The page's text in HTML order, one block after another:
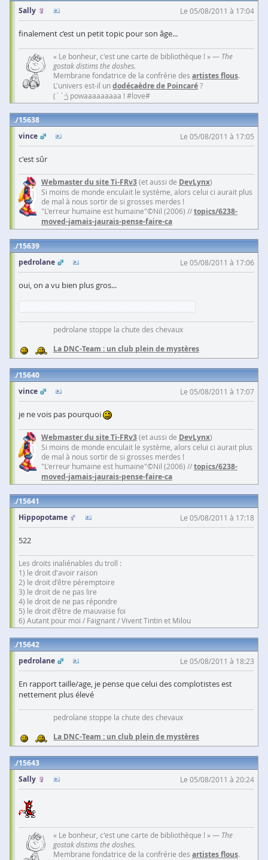
Sally
Le 05/08/2011 à 17:04
finalement c’est un petit topic pour son âge...
« Le bonheur, c'est une carte de bibliothèque ! » — The
gostak distims the doshes.
Membrane fondatrice de la confrérie des artistes flous.
L'univers est-il undodécaèdre de Poincaré?
(``·\ powaaaaaaaaa ! #love#
15638
vince
Le 05/08/2011 à 17:05
c'est sûr
Webmaster du site Ti-FRv3(et aussi de DevLynx)
Si moins de monde enculait le système, alors celui ci aurait plus
de mal à nous sortir de si grosses merdes !
"L'erreur humaine est humaine"©Nil (2006) //topics/6238-
moved-jamais-jaurais-pense-faire-ca
15639
pedrolane
Le 05/08/2011 à 17:06
oui, on a vu bien plus gros...
pedrolane stoppe la chute des chevaux
La DNC-Team : un club plein de mystères
15640
vince
Le 05/08/2011 à 17:07
je ne vois pas pourquoi
Webmaster du site Ti-FRv3(et aussi de DevLynx)
Si moins de monde enculait le système, alors celui ci aurait plus
de mal à nous sortir de si grosses merdes !
"L'erreur humaine est humaine"©Nil (2006) //topics/6238-
moved-jamais-jaurais-pense-faire-ca
15641
Hippopotame
Le 05/08/2011 à 17:18
522
Les droits inaliénables du troll :
1) le droit d'avoir raison
2) le droit d'être péremptoire
3) le droit de ne pas lire
4) le droit de ne pas répondre
5) le droit d'être de mauvaise foi
6) Autant pour moi / Faignant / Vivent Tintin et Milou
15642
pedrolane
Le 05/08/2011 à 18:23
En rapport taille/age, je pense que celui des complotistes est
nettement plus élevé
pedrolane stoppe la chute des chevaux
La DNC-Team : un club plein de mystères
15643
Sally
Le 05/08/2011 à 20:24
« Le bonheur, c'est une carte de bibliothèque ! » — The
gostak distims the doshes.
Membrane fondatrice de la confrérie des artistes flous.